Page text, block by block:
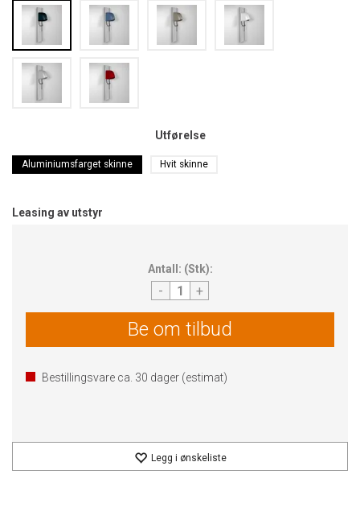
Utførelse
Aluminiumsfarget skinne Hvit skinne
Leasing av utstyr
Antall: (Stk):
- +
Be om tilbud
Bestillingsvare ca. 30 dager (estimat)
Legg i ønskeliste